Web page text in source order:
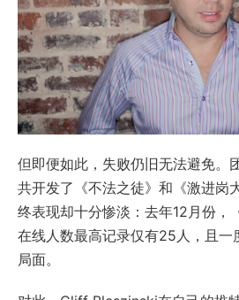
但即便如此，失败仍旧无法避免。
共开发了《不法之徒》和《激进岗
终表现却十分惨淡：去年12月份，
在线人数最高记录仅有25人，且一
局面。